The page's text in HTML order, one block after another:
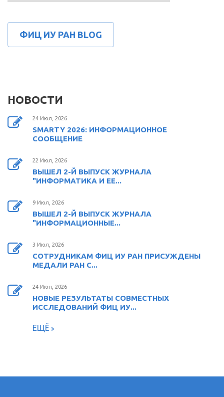
ФИЦ ИУ РАН BLOG
НОВОСТИ
24 Июл, 2026
SMARTY 2026: ИНФОРМАЦИОННОЕ
СООБЩЕНИЕ
22 Июл, 2026
ВЫШЕЛ 2-Й ВЫПУСК ЖУРНАЛА
"ИНФОРМАТИКА И ЕЕ...
9 Июл, 2026
ВЫШЕЛ 2-Й ВЫПУСК ЖУРНАЛА
"ИНФОРМАЦИОННЫЕ...
3 Июл, 2026
СОТРУДНИКАМ ФИЦ ИУ РАН ПРИСУЖДЕНЫ
МЕДАЛИ РАН С...
24 Июн, 2026
НОВЫЕ РЕЗУЛЬТАТЫ СОВМЕСТНЫХ
ИССЛЕДОВАНИЙ ФИЦ ИУ...
ЕЩЁ